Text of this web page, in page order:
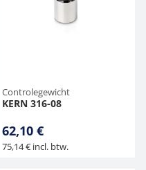
Controlegewicht
KERN 316-08
62,10 €
75,14 € incl. btw.